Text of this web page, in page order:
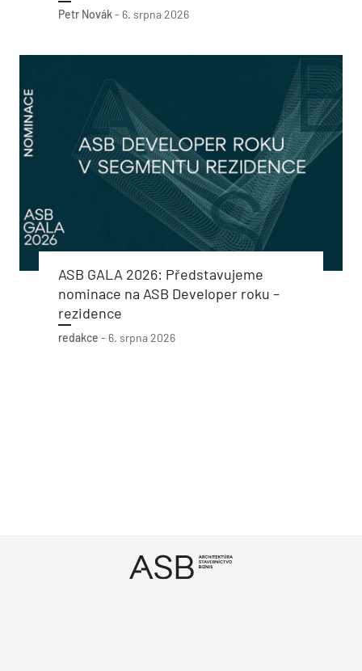
Petr Novák- 6. srpna 2026
ASB GALA 2026: Představujeme
nominace na ASB Developer roku –
rezidence
redakce - 6. srpna 2026